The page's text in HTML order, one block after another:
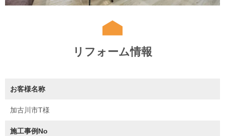
リフォーム情報
お客様名称
加古川市T様
施工事例No